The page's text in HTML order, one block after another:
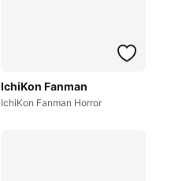
IchiKon Fanman
IchiKon Fanman Horror